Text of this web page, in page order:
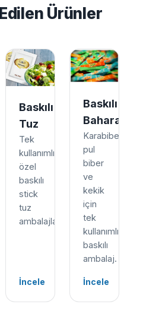
Ürünler
Baskılı
Tuz
Tek
kullanımlık,
özel
baskılı
stick
tuz
ambalajları.
İncele
Baskılı
Baharat
Karabiber,
pul
biber
ve
kekik
için
tek
kullanımlık
baskılı
ambalaj.
İncele